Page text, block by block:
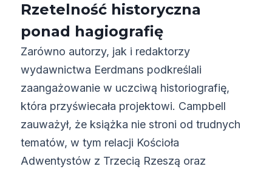
Rzetelność historyczna
ponad hagiografię
Zarówno autorzy, jak i redaktorzy
wydawnictwa Eerdmans podkreślali
zaangażowanie w uczciwą historiografię,
która przyświecała projektowi. Campbell
zauważył, że książka nie stroni od trudnych
tematów, w tym relacji Kościoła
Adwentystów z Trzecią Rzeszą oraz